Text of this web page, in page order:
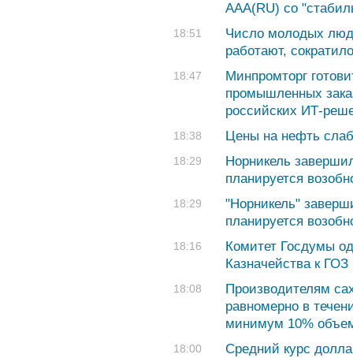
AAA(RU) со
18:51
Число молодых
работают,
18:47
Минпромторг
промышленных
российских ИТ-
18:38 Цены на нефть
18:29
Норникель
планируется
18:29
"Норникель"
планируется
18:16
Комитет Госдумы
Казначейства к ГОЗ
18:08
Производителям
равномерно в
минимум 10%
18:00
Средний курс